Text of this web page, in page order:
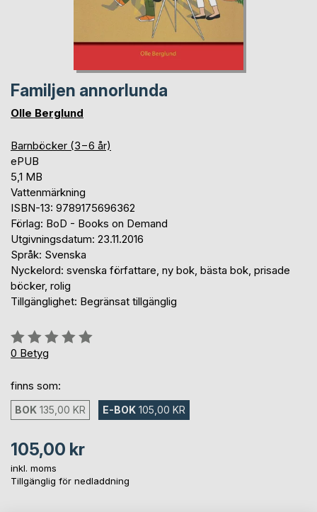
Familjen annorlunda
Olle Berglund
Barnböcker (3−6 år)
ePUB
5,1 MB
Vattenmärkning
ISBN-13: 9789175696362
Förlag: BoD - Books on Demand
Utgivningsdatum: 23.11.2016
Språk: Svenska
Nyckelord: svenska författare, ny bok, bästa bok, prisade
böcker, rolig
Tillgänglighet: Begränsat tillgänglig
Betyg::
0%
0 Betyg
finns som:
BOK 135,00 KR E-BOK 105,00 KR
105,00 kr
inkl. moms
Tillgänglig för nedladdning